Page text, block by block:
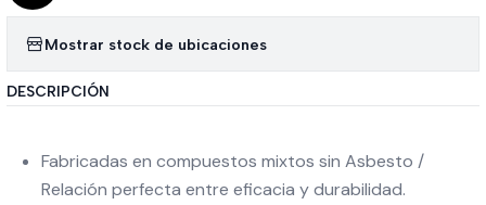
Mostrar stock de ubicaciones
DESCRIPCIÓN
Fabricadas en compuestos mixtos sin Asbesto /
Relación perfecta entre eficacia y durabilidad.